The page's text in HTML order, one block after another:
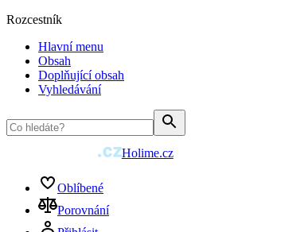
Rozcestník
Hlavní menu
Obsah
Doplňující obsah
Vyhledávání
Holime.cz
Oblíbené
Porovnání